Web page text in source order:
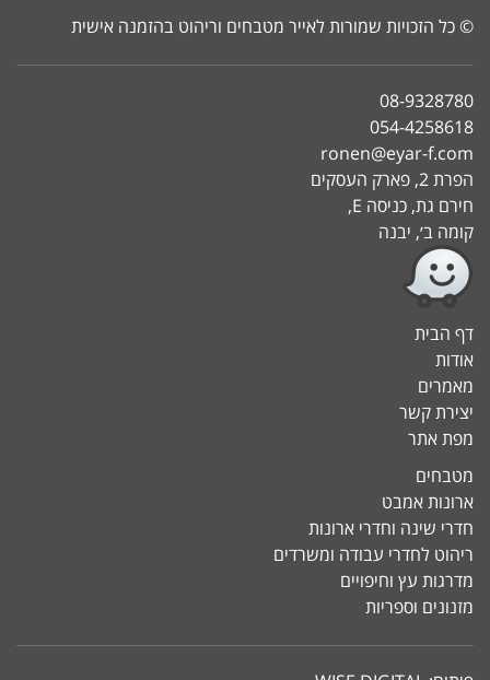
© כל הזכויות שמורות לאייר מטבחים וריהוט בהזמנה אישית
08-9328780
054-4258618
ronen@eyar-f.com
הפרת 2, פארק העסקים
חירם גת, כניסה E,
קומה ב׳, יבנה
דף הבית
אודות
מאמרים
יצירת קשר
מפת אתר
מטבחים
ארונות אמבט
חדרי שינה וחדרי ארונות
ריהוט לחדרי עבודה ומשרדים
מדרגות עץ וחיפויים
מזנונים וספריות